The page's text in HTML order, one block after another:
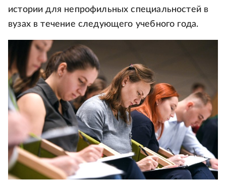
истории для непрофильных специальностей в
вузах в течение следующего учебного года.